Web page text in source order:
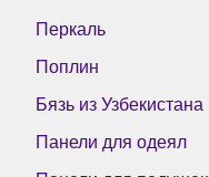
Перкаль
Поплин
Бязь из Узбекистана
Панели для одеял